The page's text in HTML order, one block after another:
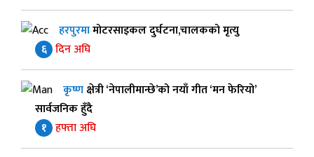
हरपुरमामोटरसाइकल दुर्घटना,चालकको मृत्यु
६ दिन अघि
कृष्णक्षेत्री ‘नेपालीमान्छे’को नयाँ गीत ‘मन फेरियो’
सार्वजनिक हुँदै
१ हफ्ता अघि